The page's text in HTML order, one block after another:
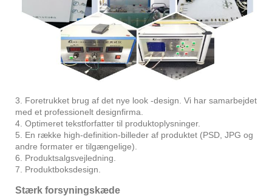
3. Foretrukket brug af det nye look -design. Vi har samarbejdet
med et professionelt designfirma.
4. Optimeret tekstforfatter til produktoplysninger.
5. En række high-definition-billeder af produktet (PSD, JPG og
andre formater er tilgængelige).
6. Produktsalgsvejledning.
7. Produktboksdesign.
Stærk forsyningskæde